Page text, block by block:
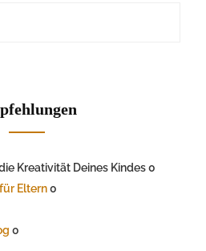
Kreativität Deines Kindes 0
Eltern0
0